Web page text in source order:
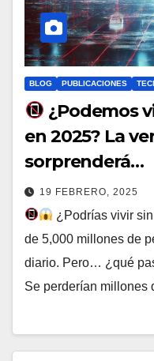
BLOG PUBLICACIONES
¿Podemos
en 2025? La
sorprenderá…
19 FEBRERO, 2025
¿Podrías vivir
de 5,000 millones de
diario. Pero… ¿qué
Se perderían millones